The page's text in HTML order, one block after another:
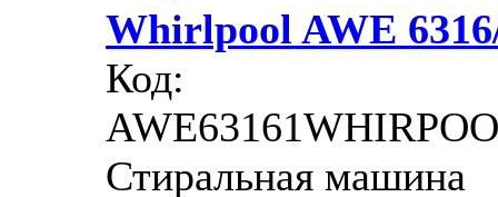
Whirlpool AWE
Код:
AWE63161WHIRPOO
Стиральная машина